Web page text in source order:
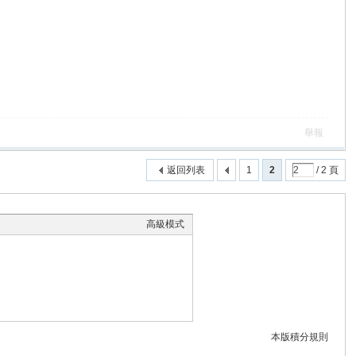
舉報
1 2 / 2 頁
返回列表
高級模式
本版積分規則